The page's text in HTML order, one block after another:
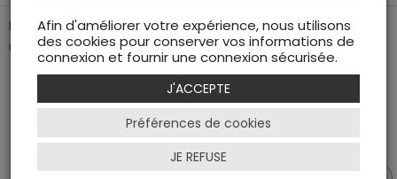
La qualité ZEISS accessible : transmission LTE, vision
nocturne IR-Boost et simplicité Plug & Play.
Afin d'améliorer votre expérience, nous utilisons
des cookies pour conserver vos informations de
connexion et fournir une connexion sécurisée.
J'ACCEPTE
Préférences de cookies
JE REFUSE